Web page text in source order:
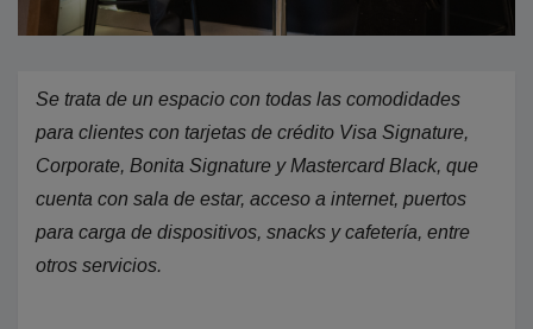
Se trata de un espacio con todas las comodidades
para clientes con tarjetas de crédito Visa Signature,
Corporate, Bonita Signature y Mastercard Black, que
cuenta con sala de estar, acceso a internet, puertos
para carga de dispositivos, snacks y cafetería, entre
otros servicios.